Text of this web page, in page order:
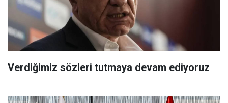
Verdiğimiz sözleri tutmaya devam ediyoruz